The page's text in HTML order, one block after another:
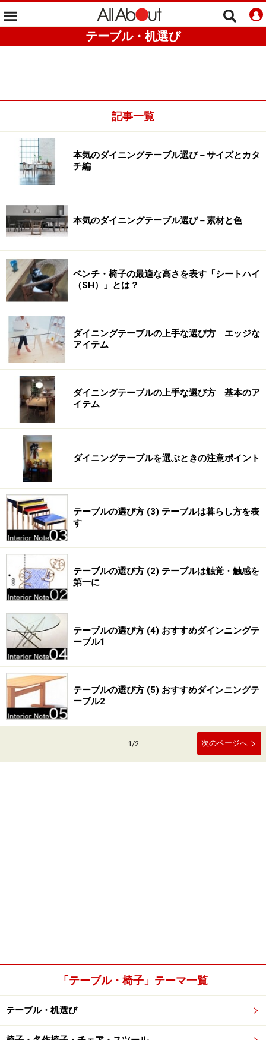
テーブル・机選び
記事一覧
本気のダイニングテーブル選び－サイズとカタ
チ編
本気のダイニングテーブル選び－素材と色
ベンチ・椅子の最適な高さを表す「シートハイ
（SH）」とは？
ダイニングテーブルの上手な選び方 エッジな
アイテム
ダイニングテーブルの上手な選び方 基本のア
イテム
ダイニングテーブルを選ぶときの注意ポイント
テーブルの選び方 (3) テーブルは暮らし方を表
す
テーブルの選び方 (2) テーブルは触覚・触感を
第一に
テーブルの選び方 (4) おすすめダインニングテ
ーブル1
テーブルの選び方 (5) おすすめダインニングテ
ーブル2
1/2 次のページへ
「テーブル・椅子」テーマ一覧
テーブル・机選び